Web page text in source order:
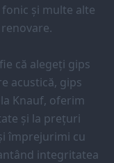
și multe alte
că alegeți gips
acustică, gips
Knauf, oferim
și la prețuri
împrejurimi cu
integritatea